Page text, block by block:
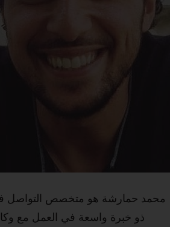
محمد حمارشة هو متخصص التواصل
ذو خبرة واسعة في العمل مع